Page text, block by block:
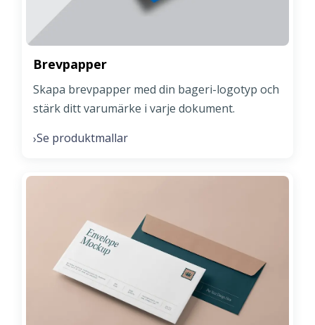
Brevpapper
Skapa brevpapper med din bageri-logotyp och
stärk ditt varumärke i varje dokument.
›Se produktmallar